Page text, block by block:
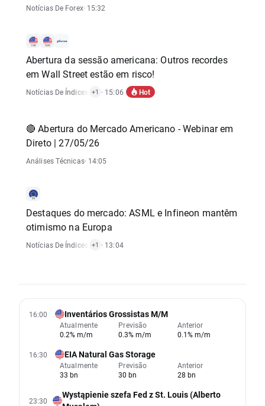
Notícias De Forex· 15:32
Abertura da sessão americana: Outros recordes
em Wall Street estão em risco!
Notícias De Índices Notícias De Ações
+1 · 15:06 Hot
🔴 Abertura do Mercado Americano - Webinar em
Direto | 27/05/26
Análises Técnicas· 14:05
Destaques do mercado: ASML e Infineon mantêm
otimismo na Europa
Notícias De Índices Notícias De Ações
+1 · 13:04
16:00 Inventários Grossistas M/M
Atualmente
0.2% m/m
Previsão
0.3% m/m
Anterior
0.1% m/m
16:30 EIA Natural Gas Storage
Atualmente
33 bn
Previsão
30 bn
Anterior
28 bn
23:30
Wystąpienie szefa Fed z St. Louis (Alberto